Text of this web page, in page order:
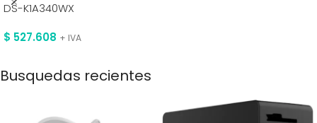
DS-K1A340WX
$ 527.608 + IVA
Busquedas recientes